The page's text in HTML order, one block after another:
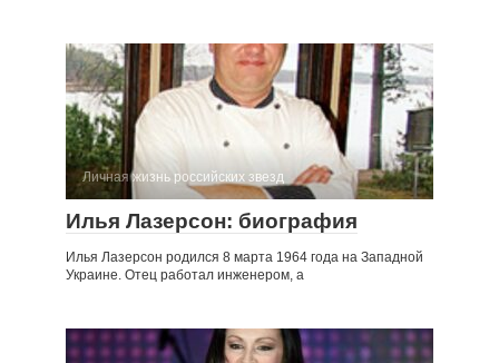
Личная жизнь российских звезд
Илья Лазерсон: биография
Илья Лазерсон родился 8 марта 1964 года на Западной
Украине. Отец работал инженером, а